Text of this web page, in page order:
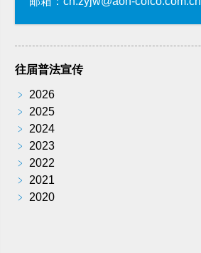
往届普法宣传
﹥
2026
﹥
2025
﹥
2024
﹥
2023
﹥
2022
﹥
2021
﹥
2020